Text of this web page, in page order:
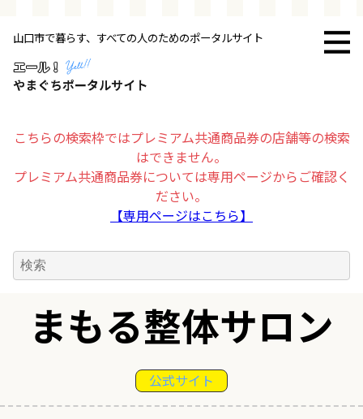
山口市で暮らす、すべての人のためのポータルサイト
こちらの検索枠ではプレミアム共通商品券の店舗等の検索
はできません。
プレミアム共通商品券については専用ページからご確認く
ださい。
【専用ページはこちら】
トップページ
その他
求人情報
運営団体
まもる整体サロン
公式サイト